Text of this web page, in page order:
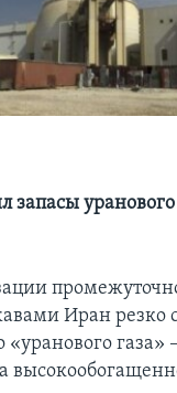
запасы
Иран резко
газа»